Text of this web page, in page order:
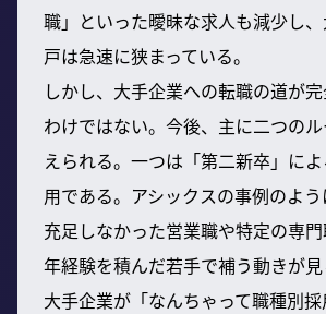
職」といった曖昧な求人も減少し
戸は急速に狭まっている。
しかし、大手企業への転職の道が
わけではない。今後、主に二つの
えられる。一つは「第二新卒」に
用である。アシックスの事例のよ
充足しなかった営業職や特定の専
年経験を積んだ若手で補う動きが
大手企業が「なんちゃって職種別